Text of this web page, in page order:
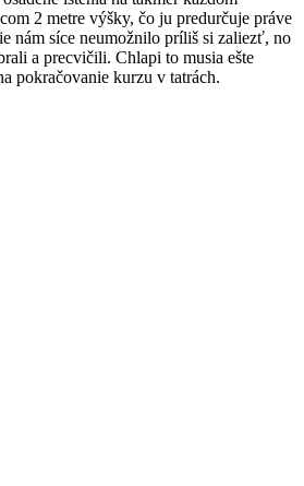
2 metre výšky, čo ju predurčuje práve
nám síce neumožnilo príliš si zaliezť, no
a precvičili. Chlapi to musia ešte
pokračovanie kurzu v tatrách.